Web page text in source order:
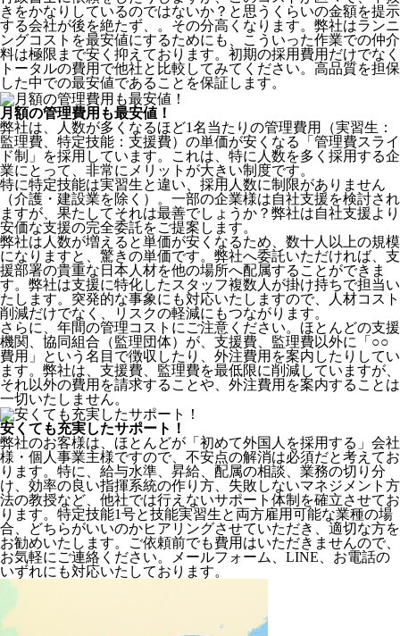
きをかなりしているのではないか？と思うくらいの金額を提示
する会社が後を絶たず、。その分高くなります。弊社はランニ
ングコストを最安値にするためにも、こういった作業での仲介
料は極限まで安く抑えております。 初期の採用費用だけでなく
トータルの費用で他社と比較してみてください。 高品質を担保
した中での最安値であることを保証します。
月額の管理費用も最安値！
弊社は、
人数が多くなるほど1名当たりの管理費用（実習生：
監理費、特定技能：支援費）の単価が安くなる「管理費スライ
ド制」を採用 しています。これは、特に人数を多く採用する企
業にとって、非常にメリットが大きい制度です。
特に特定技能は実習生と違い、採用人数に制限がありません
（介護・建設業を除く）。一部の企業様は自社支援を検討され
ますが、果たしてそれは最善でしょうか？弊社は自社支援より
安価な支援の完全委託をご提案します。
弊社は人数が増えると単価が安くなるため、数十人以上の規模
になりますと、驚きの単価です。弊社へ委託いただければ、支
援部署の貴重な日本人材を他の場所へ配属することができま
す。弊社は支援に特化したスタッフ複数人が掛け持ちで担当い
たします。突発的な事象にも対応いたしますので、人材コスト
削減だけでなく、リスクの軽減にもつながります。
さらに、年間の管理コストにご注意ください。ほとんどの支援
機関、協同組合（監理団体）が、支援費、監理費以外に「○○
費用」という名目で徴収したり、外注費用を案内したりしてい
ます。弊社は、支援費、監理費を最低限に削減していますが、
それ以外の費用を請求することや、外注費用を案内することは
一切いたしません。
安くても充実したサポート！
弊社のお客様は、ほとんどが 「初めて外国人を採用する」 会社
様・個人事業主様ですので、不安点の解消は必須だと考えてお
ります。特に、給与水準、昇給、配属の相談、業務の切り分
け、効率の良い指揮系統の作り方、失敗しないマネジメント方
法の教授など、 他社では行えないサポート体制 を確立させてお
ります。特定技能1号と技能実習生と両方雇用可能な業種の場
合、どちらがいいのかヒアリングさせていただき、適切な方を
お勧めいたします。ご依頼前でも費用はいただきませんので、
お気軽にご連絡ください。メールフォーム、LINE、お電話の
いずれにも対応いたしております。